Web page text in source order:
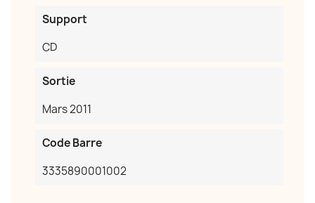
Support
CD
Sortie
Mars 2011
Code Barre
3335890001002